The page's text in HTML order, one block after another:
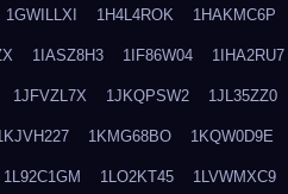
1GWILLXI 1H4L4ROK 1HAKMC6P
1IASZ8H3 1IF86W04 1IHA2RU7
1JFVZL7X 1JKQPSW2 1JL35ZZ0
1KMG68BO 1KQW0D9E
1L92C1GM 1LO2KT45 1LVWMXC9